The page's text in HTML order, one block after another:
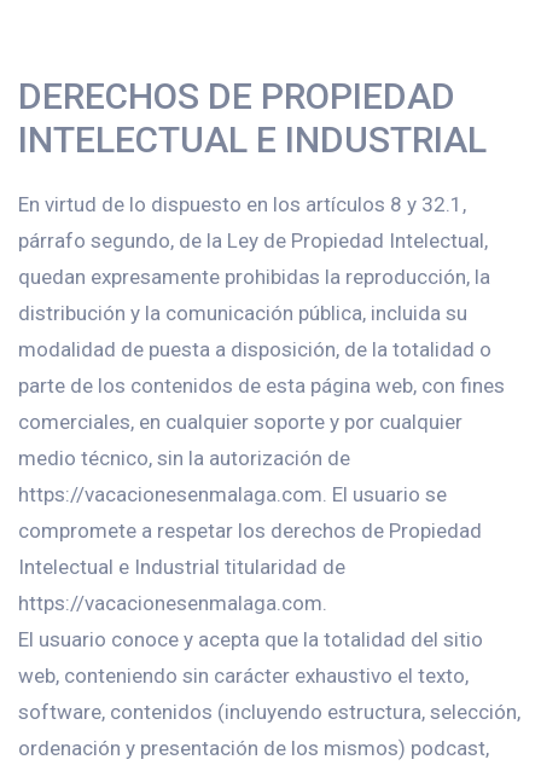
DERECHOS DE PROPIEDAD
INTELECTUAL E INDUSTRIAL
En virtud de lo dispuesto en los artículos 8 y 32.1,
párrafo segundo, de la Ley de Propiedad Intelectual,
quedan expresamente prohibidas la reproducción, la
distribución y la comunicación pública, incluida su
modalidad de puesta a disposición, de la totalidad o
parte de los contenidos de esta página web, con fines
comerciales, en cualquier soporte y por cualquier
medio técnico, sin la autorización de
https://vacacionesenmalaga.com. El usuario se
compromete a respetar los derechos de Propiedad
Intelectual e Industrial titularidad de
https://vacacionesenmalaga.com.
El usuario conoce y acepta que la totalidad del sitio
web, conteniendo sin carácter exhaustivo el texto,
software, contenidos (incluyendo estructura, selección,
ordenación y presentación de los mismos) podcast,